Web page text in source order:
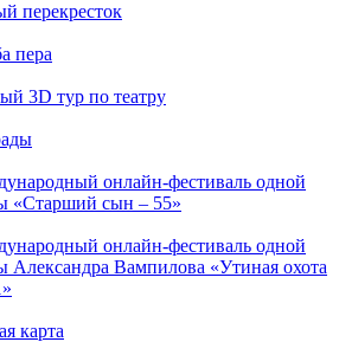
перекресток
пера
3D тур по театру
онлайн-фестиваль одной
«Старший сын – 55»
онлайн-фестиваль одной
Александра Вампилова «Утиная охота
карта